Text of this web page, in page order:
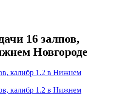
16 залпов,
Новгороде